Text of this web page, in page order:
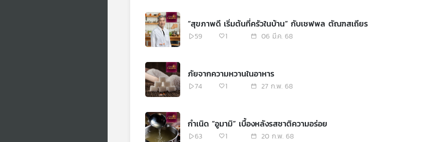
“สุขภาพดี เริ่มต้นที่ครัวในบ้าน” กับเชฟพล ตัณฑสเถียร
59 1 06 มี.ค. 68
ภัยจากความหวานในอาหาร
74 1 27 ก.พ. 68
กำเนิด “อูมามิ” เบื้องหลังรสชาติความอร่อย
63 1 20 ก.พ. 68